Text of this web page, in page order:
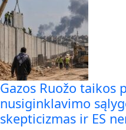
Gazos Ruožo taikos
nusiginklavimo
skepticizmas ir ES